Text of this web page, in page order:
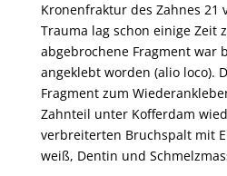
Kronenfraktur des Zahnes 21
Trauma lag schon einige Zeit
abgebrochene Fragment war
angeklebt worden (alio loco).
Fragment zum
Zahnteil unter Kofferdam
verbreiterten Bruchspalt mit
weiß, Dentin und